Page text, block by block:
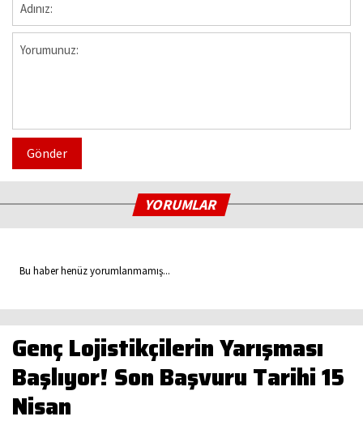
Gönder
YORUMLAR
Bu haber henüz yorumlanmamış...
Genç Lojistikçilerin Yarışması
Başlıyor! Son Başvuru Tarihi 15
Nisan